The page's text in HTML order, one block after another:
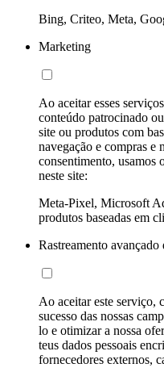
Bing, Criteo, Meta,
Marketing
Ao aceitar esses
conteúdo patrocinado
site ou produtos com
navegação e compras e
consentimento, usamos
neste site:
Meta-Pixel, Microsoft
produtos baseadas em
Rastreamento avançado
Ao aceitar este serviço,
sucesso das nossas
lo e otimizar a nossa
teus dados pessoais
fornecedores externos,